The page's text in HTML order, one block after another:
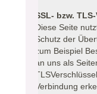
SSL- bzw.
Diese Seite
Schutz der
zum Beispiel
an uns als
Verbindung